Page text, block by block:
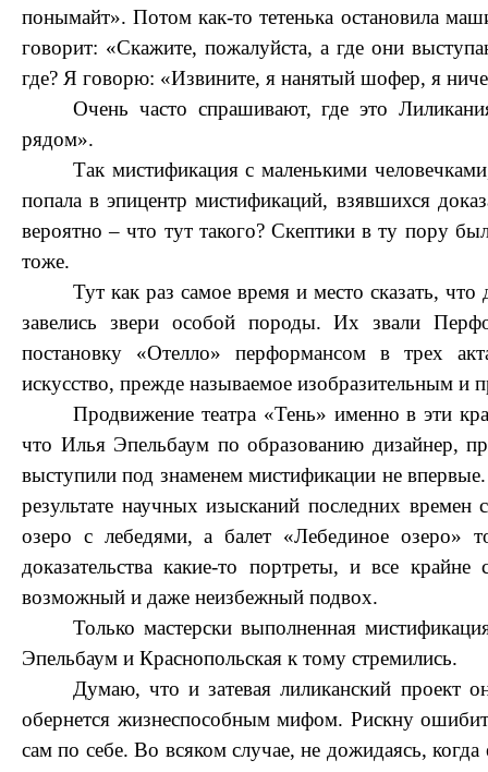
понымайт». Потом как-то тетенька остановила
говорит: «Скажите, пожалуйста, а где они
где? Я говорю: «Извините, я нанятый шофер, я
Очень часто спрашивают, где это
рядом».
Так мистификация с маленькими
попала в эпицентр мистификаций, взявшихся
вероятно – что тут такого? Скептики в ту пору
тоже.
Тут как раз самое время и место сказать, что
завелись звери особой породы. Их звали
постановку «Отелло» перформансом в трех
искусство, прежде называемое изобразительным и
Продвижение театра «Тень» именно в эти
что Илья Эпельбаум по образованию дизайнер,
выступили под знаменем мистификации не
результате научных изысканий последних
озеро с лебедями, а балет «Лебединое озеро»
доказательства какие-то портреты, и все
возможный и даже неизбежный подвох.
Только мастерски выполненная
Эпельбаум и Краснопольская к тому стремились.
Думаю, что и затевая лиликанский проект
обернется жизнеспособным мифом. Рискну
сам по себе. Во всяком случае, не дожидаясь,